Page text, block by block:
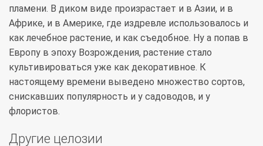
пламени. В диком виде произрастает и в Азии, и в
Африке, и в Америке, где издревле использовалось и
как лечебное растение, и как съедобное. Ну а попав в
Европу в эпоху Возрождения, растение стало
культивироваться уже как декоративное. К
настоящему времени выведено множество сортов,
снискавших популярность и у садоводов, и у
флористов.
Другие целозии